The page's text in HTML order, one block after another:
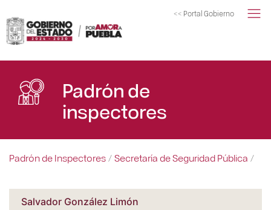
<< Portal Gobierno
Padrón de
inspectores
Padrón de Inspectores / Secretaría de Seguridad Pública /
Salvador González Limón